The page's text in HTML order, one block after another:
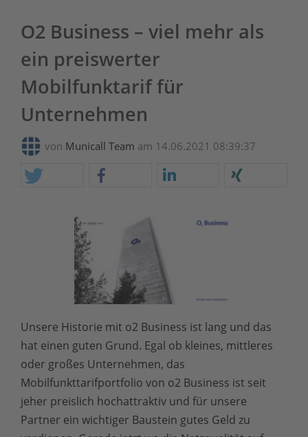
O2 Business – viel mehr als
ein preiswerter
Mobilfunktarif für
Unternehmen
von Municall Team am 14.06.2021 08:39:37
Unsere Historie mit o2 Business ist lang und das
hat einen guten Grund. Egal ob kleines, mittleres
oder großes Unternehmen, das
Mobilfunkttarifportfolio von o2 Business ist seit
jeher preislich hochattraktiv und für unsere
Partner ein wichtiger Baustein gutes Geld zu